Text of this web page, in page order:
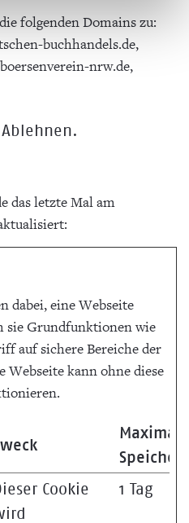
folgenden Domains zu:
buchhandels.de,
nrw.de,
das letzte Mal am
dabei, eine Webseite
sie Grundfunktionen wie
auf sichere Bereiche der
Webseite kann ohne diese
Maximale
Cookie
1 Tag